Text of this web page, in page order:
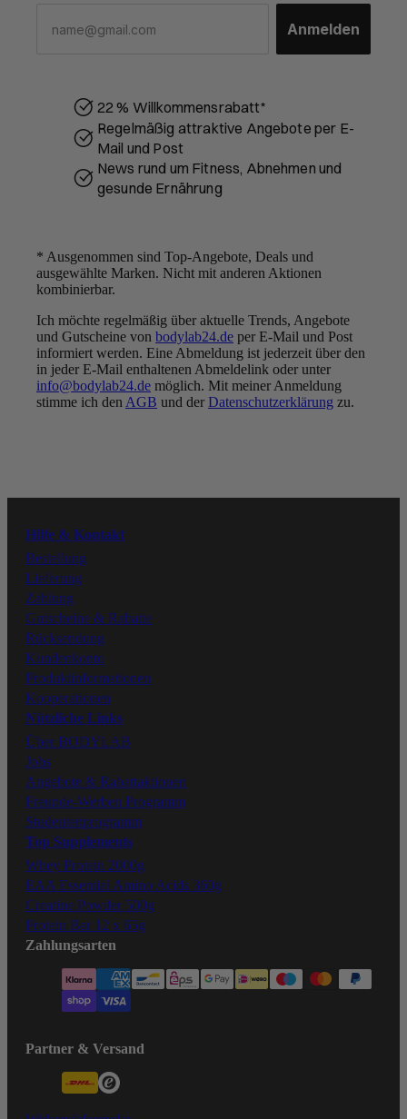
Anmelden
22 % Willkommensrabatt*
Regelmäßig attraktive Angebote per E-
Mail und Post
News rund um Fitness, Abnehmen und
gesunde Ernährung
* Ausgenommen sind Top-Angebote, Deals und
ausgewählte Marken. Nicht mit anderen Aktionen
kombinierbar.
Ich möchte regelmäßig über aktuelle Trends, Angebote
und Gutscheine von bodylab24.de per E-Mail und Post
informiert werden. Eine Abmeldung ist jederzeit über den
in jeder E-Mail enthaltenen Abmeldelink oder unter
info@bodylab24.de möglich. Mit meiner Anmeldung
stimme ich den AGB und der Datenschutzerklärung zu.
UNSER VERSPRECHEN:
BESTE QUALITÄT ZU
FAIREN PREISEN
Folge uns
Hilfe & Kontakt
Bestellung
Lieferung
Zahlung
Gutscheine & Rabatte
Rücksendung
Kundenkonto
Produktinformationen
Kooperationen
Nützliche Links
Über BODYLAB
Jobs
Angebote & Rabattaktionen
Freunde-Werben Programm
Studentenprogramm
Top Supplements
Whey Protein 2000g
EAA Essential Amino Acids 360g
Creatine Powder 500g
Protein Bar 12 x 65g
Zahlungsarten
Partner & Versand